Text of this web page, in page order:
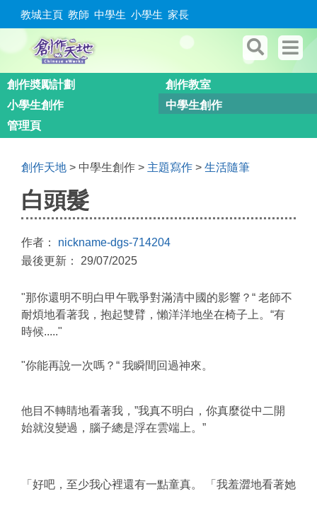
教城主頁 教師 中學生 小學生 家長
創作奬勵計劃
創作教室
小學生創作
中學生創作
管理頁
創作天地 > 中學生創作 > 主題寫作 > 生活隨筆
白頭髮
作者： nickname-dgs-714204
最後更新： 29/07/2025
"那你還明不明白甲午戰爭對滿清中國的影響？“ 老師不
耐煩地看著我，抱起雙臂，懶洋洋地坐在椅子上。“有
時候....."
"你能再說一次嗎？“ 我瞬間回過神來。
他目不轉睛地看著我，”我真不明白，你真麼從中二開
始就沒變過，腦子總是浮在雲端上。”
「好吧，至少我心裡還有一點童真。 「我羞澀地看著她